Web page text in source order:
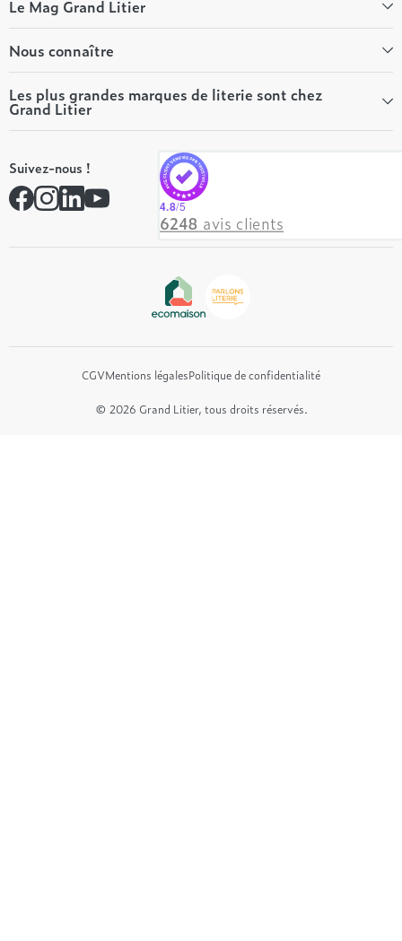
Le Mag Grand Litier
Bien-être
Conseils literie
Tous les articles du Mag
Tous nos guides
Nous connaître
Qui sommes-nous ?
Nos valeurs
Nos engagements
Rejoindre notre réseau
Contactez-nous
Les plus grandes marques de literie sont chez
Grand Litier
André Renault
Simmons
Hôtel & Lodge
Suivez-nous !
4.8/5
6248 avis clients
CGVMentions légalesPolitique de confidentialité
© 2026 Grand Litier, tous droits réservés.